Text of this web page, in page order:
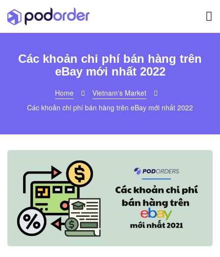
Các khoản chi phí bán hàng trên
eBay mới nhất 2022
Home
Vietnam's Market
Các khoản chi phí bán hàng trên eBay mới nhất 2022